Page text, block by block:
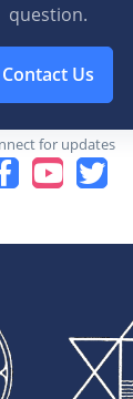
question.
Contact Us
for updates